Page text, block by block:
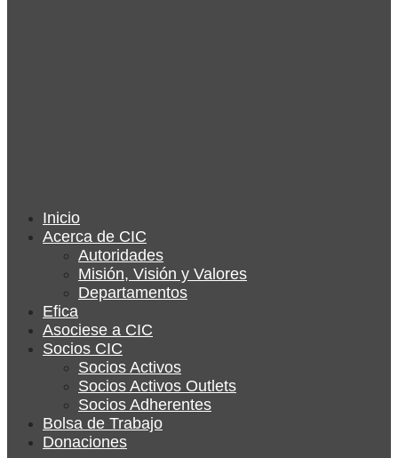
Inicio
Acerca de CIC
Autoridades
Misión, Visión y Valores
Departamentos
Efica
Asociese a CIC
Socios CIC
Socios Activos
Socios Activos Outlets
Socios Adherentes
Bolsa de Trabajo
Donaciones